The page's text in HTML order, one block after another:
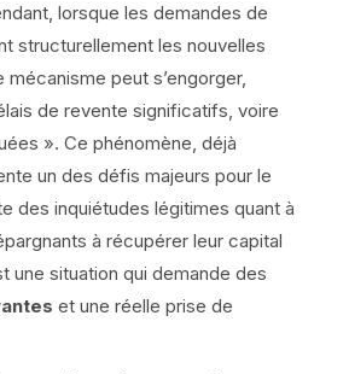
lorsque les demandes de
structurellement les nouvelles
peut s’engorger,
de revente significatifs, voire
». Ce phénomène, déjà
un des défis majeurs pour le
des inquiétudes légitimes quant à
à récupérer leur capital
une situation qui demande des
et une réelle prise de